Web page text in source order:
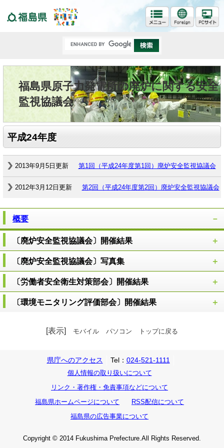
福島県原子力発電所の廃炉に関する安全
監視協議会
平成24年度
2013年9月5日更新 第1回（平成24年度第1回）廃炉安全監視協議会
2012年3月12日更新 第2回（平成24年度第2回）廃炉安全監視協議会
概要
〔廃炉安全監視協議会〕開催結果
〔廃炉安全監視協議会〕写真集
〔労働者安全衛生対策部会〕開催結果
〔環境モニタリング評価部会〕開催結果
[表示] モバイル パソコン トップに戻る
県庁へのアクセス Tel： 024-521-1111
個人情報の取り扱いについて
リンク・著作権・免責事項などについて
福島県ホームページについて
RSS配信について
福島県の広告事業について
Copyright © 2014 Fukushima Prefecture.All Rights Reserved.